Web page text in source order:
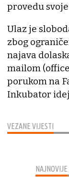
VEZANE VIJESTI
provedu
Ulaz je
zbog
najava
mailom
porukom na
Inkubator
NAJNOVIJE